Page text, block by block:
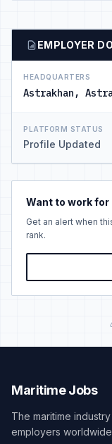
EMPLOYER
HEADQUARTERS
Astrakhan,
PLATFORM STATUS
Profile Updated
Want to work for
Get an alert when
rank.
Maritime Jobs
The maritime
employers